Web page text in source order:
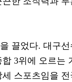
끌었다. 대구
3위에 오르는
스포츠임을